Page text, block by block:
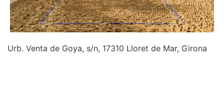
Urb. Venta de Goya, s/n, 17310 Lloret de Mar, Girona